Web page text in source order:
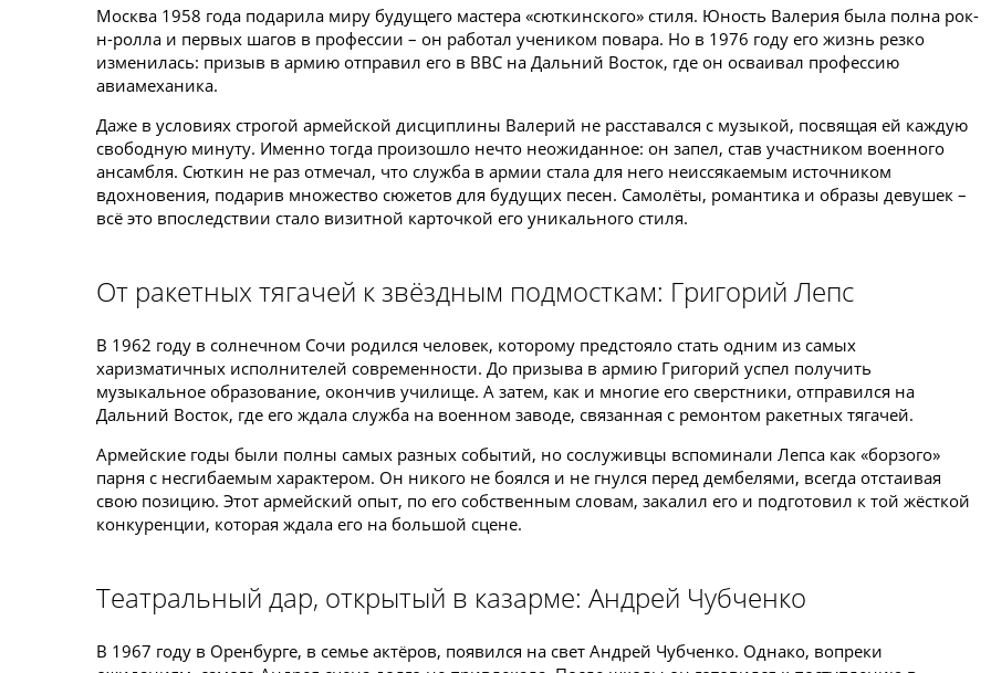
Москва 1958 года подарила миру будущего мастера «сюткинского» стиля. Юность Валерия была полна рок-
н-ролла и первых шагов в профессии – он работал учеником повара. Но в 1976 году его жизнь резко
изменилась: призыв в армию отправил его в ВВС на Дальний Восток, где он осваивал профессию
авиамеханика.
Даже в условиях строгой армейской дисциплины Валерий не расставался с музыкой, посвящая ей каждую
свободную минуту. Именно тогда произошло нечто неожиданное: он запел, став участником военного
ансамбля. Сюткин не раз отмечал, что служба в армии стала для него неиссякаемым источником
вдохновения, подарив множество сюжетов для будущих песен. Самолёты, романтика и образы девушек –
всё это впоследствии стало визитной карточкой его уникального стиля.
От ракетных тягачей к звёздным подмосткам: Григорий Лепс
В 1962 году в солнечном Сочи родился человек, которому предстояло стать одним из самых
харизматичных исполнителей современности. До призыва в армию Григорий успел получить
музыкальное образование, окончив училище. А затем, как и многие его сверстники, отправился на
Дальний Восток, где его ждала служба на военном заводе, связанная с ремонтом ракетных тягачей.
Армейские годы были полны самых разных событий, но сослуживцы вспоминали Лепса как «борзого»
парня с несгибаемым характером. Он никого не боялся и не гнулся перед дембелями, всегда отстаивая
свою позицию. Этот армейский опыт, по его собственным словам, закалил его и подготовил к той жёсткой
конкуренции, которая ждала его на большой сцене.
Театральный дар, открытый в казарме: Андрей Чубченко
В 1967 году в Оренбурге, в семье актёров, появился на свет Андрей Чубченко. Однако, вопреки